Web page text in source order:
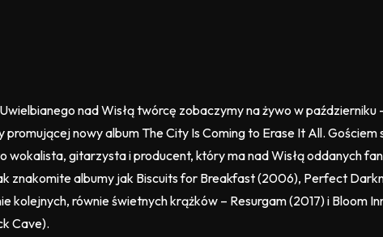
nad Wisłą twórcę zobaczymy na żywo w
promującej nowy album The City Is Coming to Erase It All.
wokalista, gitarzysta i producent, który ma nad Wisłą oddanych
znakomite albumy jak Biscuits for Breakfast (2006), Perfect
kolejnych, równie świetnych krążków – Resurgam (2017) i Bloom
Cave).